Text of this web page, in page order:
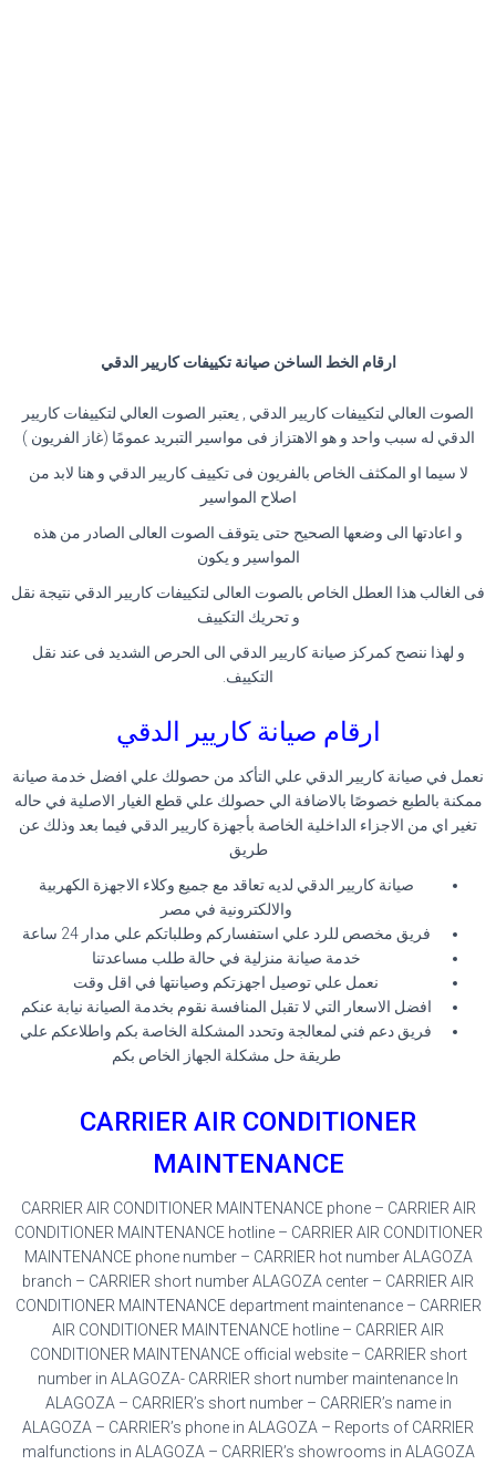
ارقام الخط الساخن صيانة تكييفات كاريير الدقي
الصوت العالي لتكييفات كاريير الدقي , يعتبر الصوت العالي لتكييفات كاريير
الدقي له سبب واحد و هو الاهتزاز فى مواسير التبريد عمومًا (غاز الفريون )
لا سيما او المكثف الخاص بالفريون فى تكييف كاريير الدقي و هنا لابد من
اصلاح المواسير
و اعادتها الى وضعها الصحيح حتى يتوقف الصوت العالى الصادر من هذه
المواسير و يكون
فى الغالب هذا العطل الخاص بالصوت العالى لتكييفات كاريير الدقي نتيجة نقل
و تحريك التكييف
و لهذا ننصح كمركز صيانة كاريير الدقي الى الحرص الشديد فى عند نقل
التكييف.
ارقام صيانة كاريير الدقي
نعمل في صيانة كاريير الدقي علي التأكد من حصولك علي افضل خدمة صيانة
ممكنة بالطبع خصوصًا بالاضافة الي حصولك علي قطع الغيار الاصلية في حاله
تغير اي من الاجزاء الداخلية الخاصة بأجهزة كاريير الدقي فيما بعد وذلك عن
طريق
صيانة كاريير الدقي لديه تعاقد مع جميع وكلاء الاجهزة الكهربية
والالكترونية في مصر
فريق مخصص للرد علي استفساركم وطلباتكم علي مدار 24 ساعة
خدمة صيانة منزلية في حالة طلب مساعدتنا
نعمل علي توصيل اجهزتكم وصيانتها في اقل وقت
افضل الاسعار التي لا تقبل المنافسة نقوم بخدمة الصيانة نيابة عنكم
فريق دعم فني لمعالجة وتحدد المشكلة الخاصة بكم واطلاعكم علي
طريقة حل مشكلة الجهاز الخاص بكم
CARRIER AIR CONDITIONER
MAINTENANCE
CARRIER AIR CONDITIONER MAINTENANCE phone – CARRIER AIR
CONDITIONER MAINTENANCE hotline – CARRIER AIR CONDITIONER
MAINTENANCE phone number – CARRIER hot number ALAGOZA
branch – CARRIER short number ALAGOZA center – CARRIER AIR
CONDITIONER MAINTENANCE department maintenance – CARRIER
AIR CONDITIONER MAINTENANCE hotline – CARRIER AIR
CONDITIONER MAINTENANCE official website – CARRIER short
number in ALAGOZA- CARRIER short number maintenance In
ALAGOZA – CARRIER’s short number – CARRIER’s name in
ALAGOZA – CARRIER’s phone in ALAGOZA – Reports of CARRIER
malfunctions in ALAGOZA – CARRIER’s showrooms in ALAGOZA